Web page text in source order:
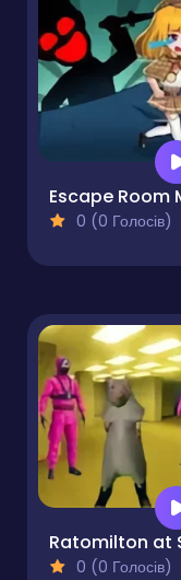
0 (0 Голосів)
0 (0 Голосів)